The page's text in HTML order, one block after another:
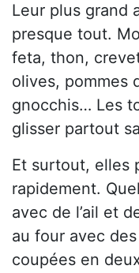
Leur plus grand
presque tout.
feta, thon,
olives, pommes
gnocchis… Les
glisser partout
Et surtout, elles
rapidement.
avec de l’ail et
au four avec
coupées en